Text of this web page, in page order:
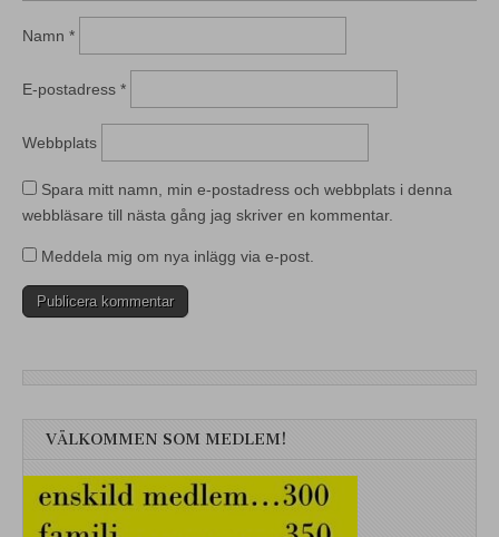
Namn *
E-postadress *
Webbplats
Spara mitt namn, min e-postadress och webbplats i denna
webbläsare till nästa gång jag skriver en kommentar.
Meddela mig om nya inlägg via e-post.
VÄLKOMMEN SOM MEDLEM!